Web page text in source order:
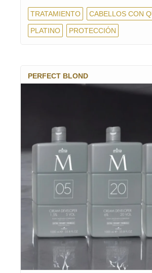
TRATAMIENTO CABELLOS CON
PLATINO PROTECCIÓN
PERFECT BLOND